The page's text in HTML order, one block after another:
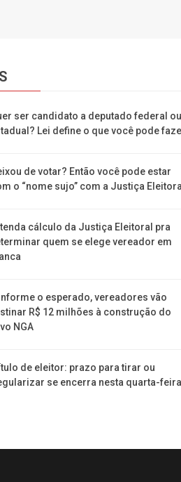
ser candidato a deputado federal ou
Lei define o que você pode
de votar? Então você pode estar
o “nome sujo” com a Justiça Eleitoral
cálculo da Justiça Eleitoral pra
quem se elege vereador em
o esperado, vereadores vão
R$ 12 milhões à construção do
NGA
de eleitor: prazo para tirar ou
se encerra nesta quarta-feira